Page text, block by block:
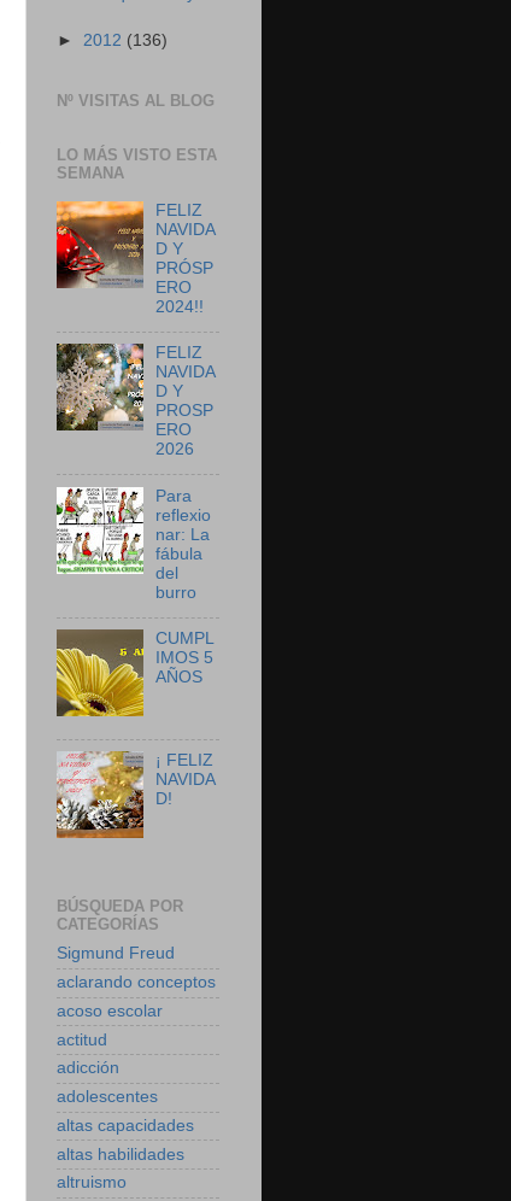
► 2012 (136)
Nº VISITAS AL BLOG
LO MÁS VISTO ESTA
SEMANA
FELIZ
NAVIDA
D Y
PRÓSP
ERO
2024!!
FELIZ
NAVIDA
D Y
PROSP
ERO
2026
Para
reflexio
nar: La
fábula
del
burro
CUMPL
IMOS 5
AÑOS
¡ FELIZ
NAVIDA
D!
BÚSQUEDA POR
CATEGORÍAS
Sigmund Freud
aclarando conceptos
acoso escolar
actitud
adicción
adolescentes
altas capacidades
altas habilidades
altruismo